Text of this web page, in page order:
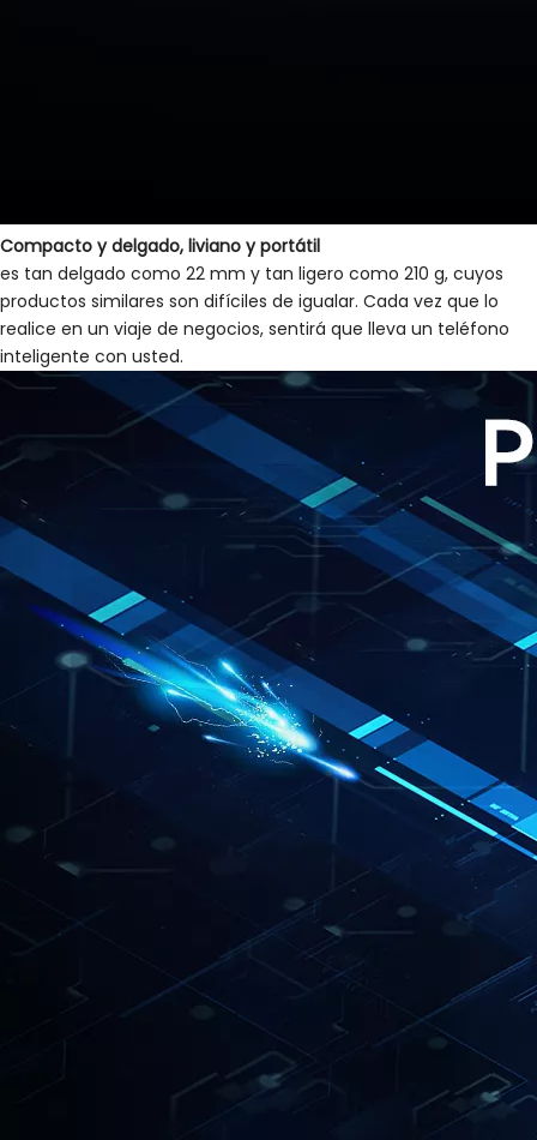
Compacto y delgado, liviano y portátil
es tan delgado como 22 mm y tan ligero como 210 g, cuyos
productos similares son difíciles de igualar. Cada vez que lo
realice en un viaje de negocios, sentirá que lleva un teléfono
inteligente con usted.